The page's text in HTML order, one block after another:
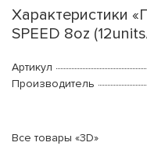
Характеристики
SPEED 8oz
Артикул
Производитель
Все товары «3D»